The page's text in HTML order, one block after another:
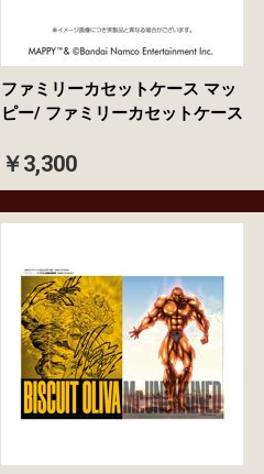
ファミリーカセットケース マッ
ピー/ ファミリーカセットケース
￥3,300